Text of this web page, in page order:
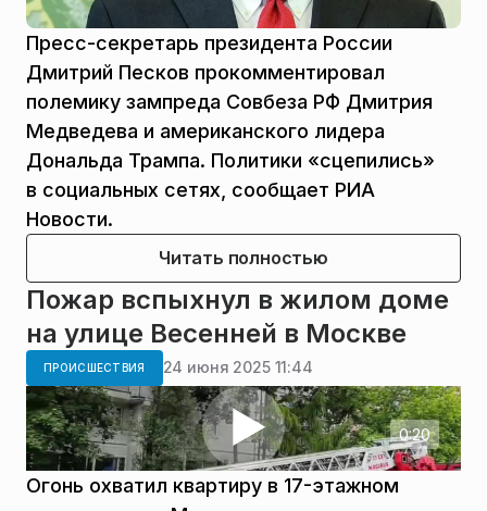
Пресс-секретарь президента России
Дмитрий Песков прокомментировал
полемику зампреда Совбеза РФ Дмитрия
Медведева и американского лидера
Дональда Трампа. Политики «сцепились»
в социальных сетях, сообщает РИА
Новости.
Читать полностью
Пожар вспыхнул в жилом доме
на улице Весенней в Москве
ПРОИСШЕСТВИЯ 24 июня 2025 11:44
0:20
Огонь охватил квартиру в 17-этажном